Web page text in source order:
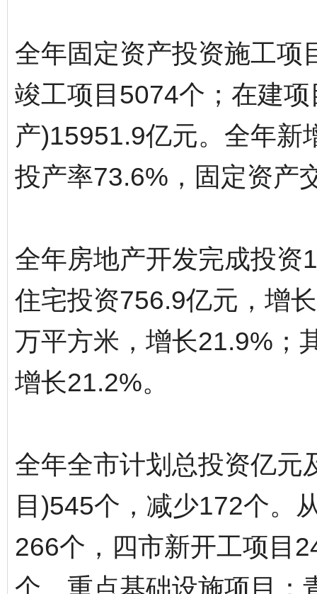
全年固定资产投资施工项
竣工项目5074个；在建
产)15951.9亿元。全年新
投产率73.6%，固定资产
全年房地产开发完成投资
住宅投资756.9亿元，增
万平方米，增长21.9%；
增长21.2%。
全年全市计划总投资亿元
目)545个，减少172个。
266个，四市新开工项目
个。重点基础设施项目：